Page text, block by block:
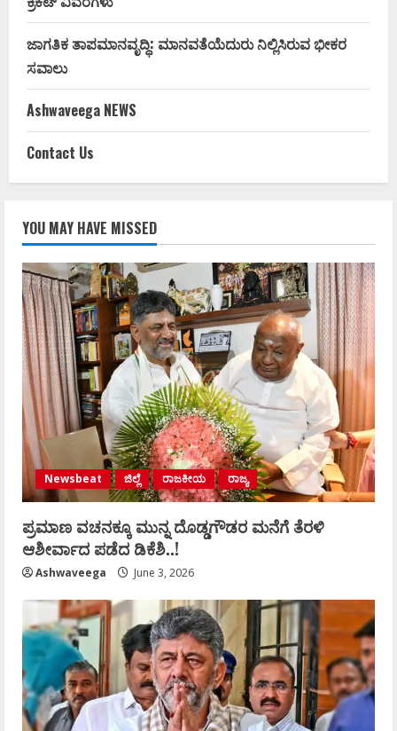
ಜಾಗತಿಕ ತಾಪಮಾನವೃದ್ಧಿ: ಮಾನವತೆಯೆದುರು ನಿಲ್ಲಿಸಿರುವ ಭೀಕರ
ಸವಾಲು
Ashwaveega NEWS
Contact Us
YOU MAY HAVE MISSED
Newsbeat ಜಿಲ್ಲೆ ರಾಜಕೀಯ ರಾಜ್ಯ
ಪ್ರಮಾಣ ವಚನಕ್ಕೂ ಮುನ್ನ ದೊಡ್ಡಗೌಡರ ಮನೆಗೆ ತೆರಳಿ
ಆಶೀರ್ವಾದ ಪಡೆದ ಡಿಕೆಶಿ..!
Ashwaveega June 3, 2026